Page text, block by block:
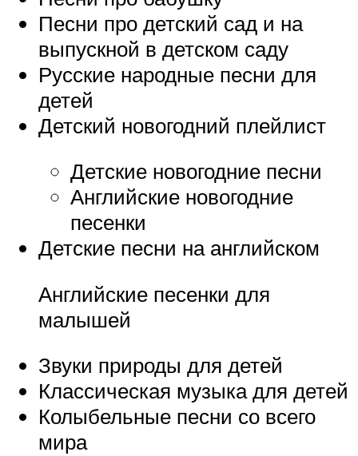
Песни про детский сад и на
выпускной в детском саду
Русские народные песни для
детей
Детский новогодний плейлист
Детские новогодние песни
Английские новогодние
песенки
Детские песни на английском
Английские песенки для
малышей
Звуки природы для детей
Классическая музыка для детей
Колыбельные песни со всего
мира